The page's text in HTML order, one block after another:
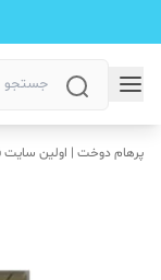
پرهام دوخت | اولین